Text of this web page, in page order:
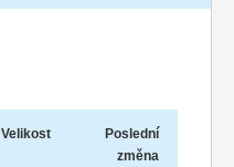
Velikost
Poslední
změna